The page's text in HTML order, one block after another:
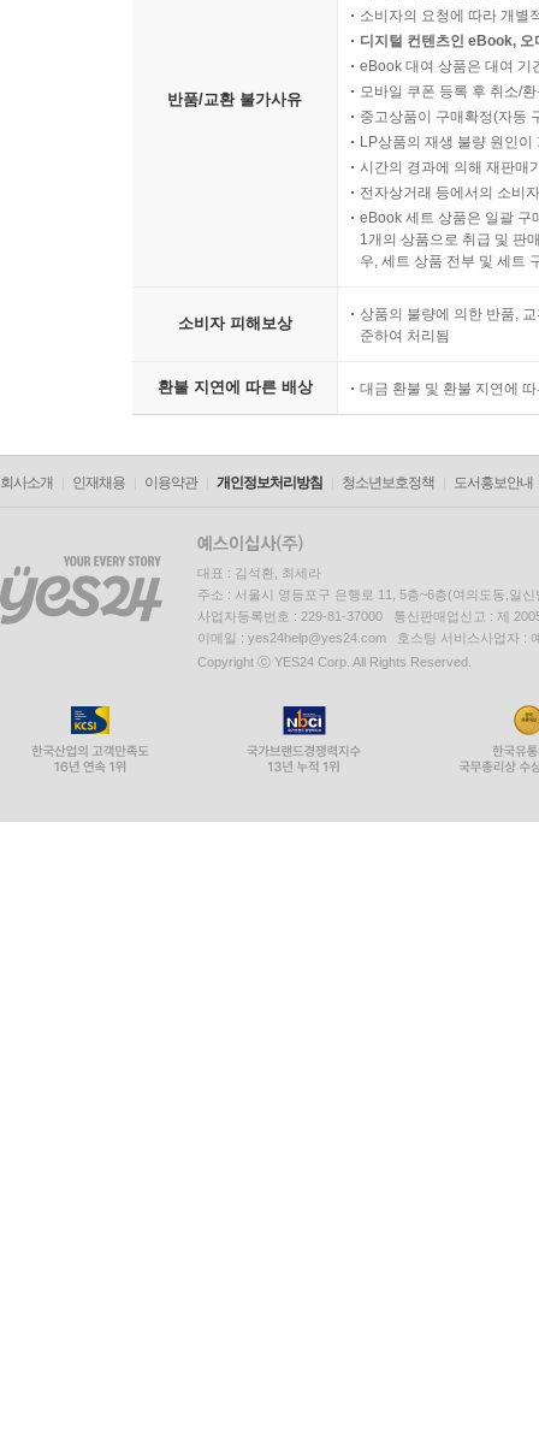
반품/교환 불가사유
소비자의 요청에 따라 개별
디지털 컨텐츠인 eBook,
eBook 대여 상품은 대여 기
모바일 쿠폰 등록 후 취소/
중고상품이 구매확정(자동
LP상품의 재생 불량 원인
시간의 경과에 의해 재판매
전자상거래 등에서의 소비
eBook 세트 상품은 일괄 구
1개의 상품으로 취급 및 판
우, 세트 상품 전부 및 세트
소비자 피해보상
상품의 불량에 의한 반품,
준하여 처리됨
환불 지연에 따른 배상 대금 환불 및 환불 지연에
회사소개 인재채용 이용약관 개인정보처리방침 청소년보호정책 도서홍보안내
대표 : 김석환, 최세라
주소 : 서울시 영등포구 은행로 11, 5층~6층(여의도동,일신
사업자등록번호 : 229-81-37000 통신판매업신고 : 제
이메일 : yes24help@yes24.com 호스팅 서비스사업자 :
Copyright ⓒ YES24 Corp. All Rights Reserved.